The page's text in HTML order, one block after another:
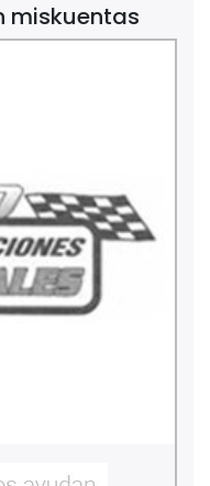
miskuentas